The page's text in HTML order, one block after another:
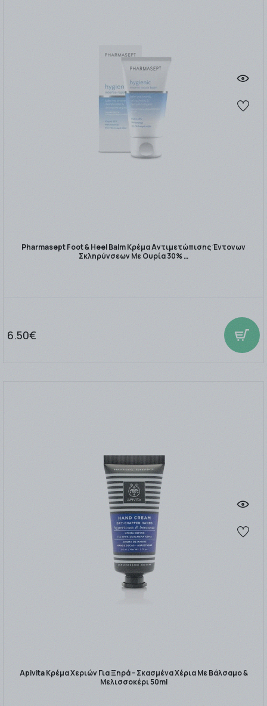
Pharmasept Foot & Heel Balm Κρέμα Αντιμετώπισης Έντονων
Σκληρύνσεων Με Ουρία 30% …
6.50€
Apivita Κρέμα Χεριών Για Ξηρά - Σκασμένα Χέρια Με Βάλσαμο &
Μελισσοκέρι 50ml